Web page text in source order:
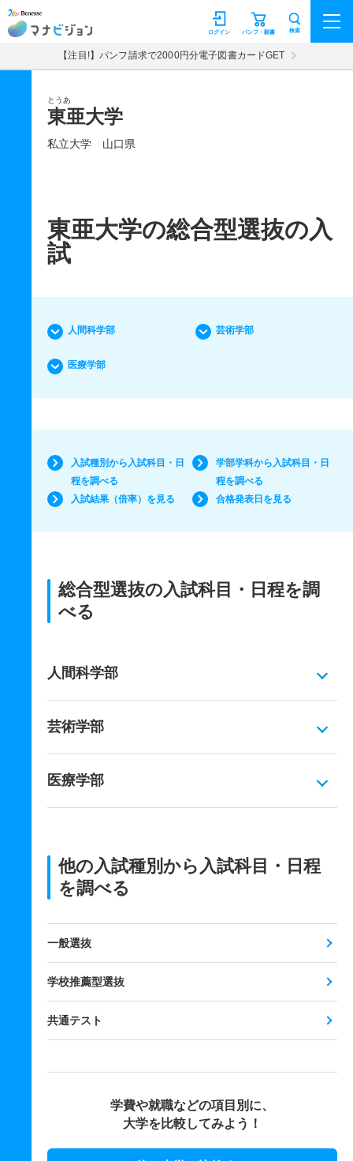
マナビジョン パンフ・願書
ログイン 検索
【注目!】パンフ請求で2000円分電子図書カードGET
とうあ
東亜大学
私立大学 山口県
東亜大学の総合型選抜の入
試
人間科学部 芸術学部
医療学部
入試種別から入試科目・日
程を調べる
学部学科から入試科目・日
程を調べる
入試結果（倍率）を見る
合格発表日を見る
総合型選抜の入試科目・日程を調
べる
人間科学部
芸術学部
医療学部
他の入試種別から入試科目・日程
を調べる
一般選抜
学校推薦型選抜
共通テスト
学費や就職などの項目別に、
大学を比較してみよう！